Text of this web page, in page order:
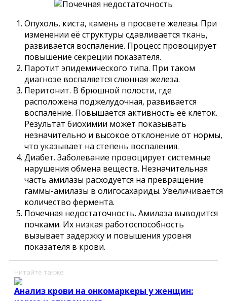
Опухоль, киста, камень в просвете железы. При
изменении её структуры сдавливается ткань,
развивается воспаление. Процесс провоцирует
повышение секреции показателя.
Паротит эпидемического типа. При таком
диагнозе воспаляется слюнная железа.
Перитонит. В брюшной полости, где
расположена поджелудочная, развивается
воспаление. Повышается активность её клеток.
Результат биохимии может показывать
незначительно и высокое отклонение от нормы,
что указывает на степень воспаления.
Диабет. Заболевание провоцирует системные
нарушения обмена веществ. Незначительная
часть амилазы расходуется на превращение
гаммы-амилазы в олигосахариды. Увеличивается
количество фермента.
Почечная недостаточность. Амилаза выводится
почками. Их низкая работоспособность
вызывает задержку и повышения уровня
показателя в крови.
Читайте также
Анализ крови на онкомаркеры у женщин: